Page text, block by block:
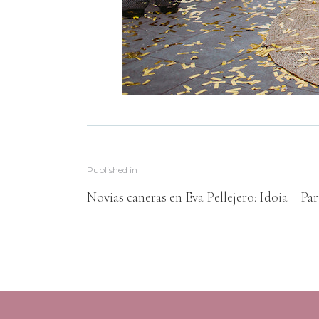
Published in
Novias cañeras en Eva Pellejero: Idoia –